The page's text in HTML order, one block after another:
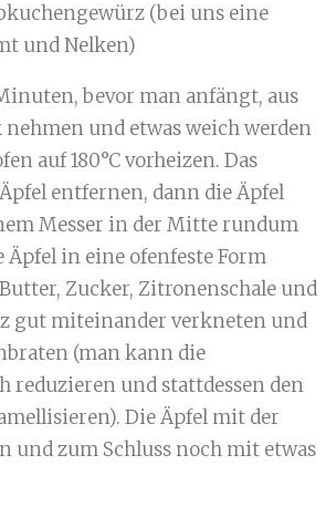
(bei uns eine
und Nelken)
bevor man anfängt, aus
und etwas weich werden
auf 180°C vorheizen. Das
entfernen, dann die Äpfel
Messer in der Mitte rundum
Äpfel in eine ofenfeste Form
Zucker, Zitronenschale und
gut miteinander verkneten und
(man kann die
reduzieren und stattdessen den
Die Äpfel mit der
und zum Schluss noch mit etwas